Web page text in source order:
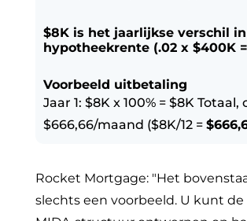
$8K is het jaarlijkse verschil in
hypotheekrente (.02 x $400K
Voorbeeld uitbetaling
Jaar 1: $8K x 100% = $8K Totaal,
$666,66/maand ($8K/12 =
Rocket Mortgage: "Het
slechts een voorbeeld. U kunt de